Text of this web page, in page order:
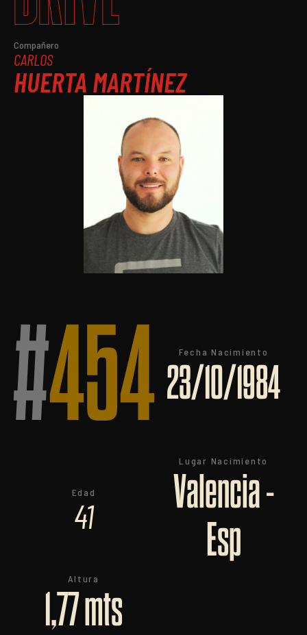
Compañero
CARLOS
HUERTA MARTÍNEZ
#454 Fecha Nacimiento
23/10/1984
Edad
41
Lugar Nacimiento
Valencia -
Esp
Altura
1,77 mts